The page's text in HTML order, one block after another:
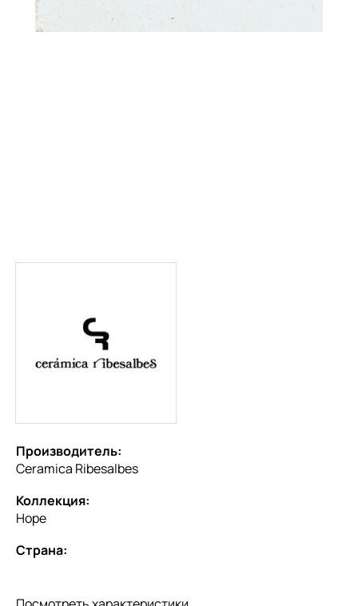
Производитель:
Ceramica Ribesalbes
Коллекция:
Hope
Страна: